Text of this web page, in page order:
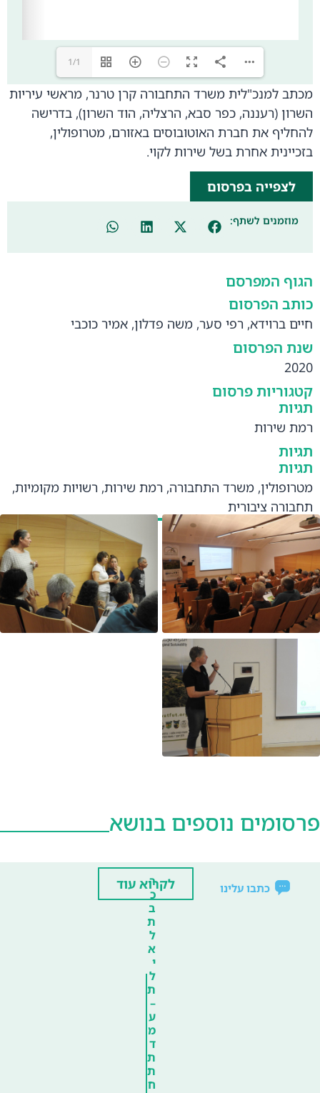
1/1
מכתב למנכ"לית משרד התחבורה קרן טרנר, מראשי עיריות
השרון (רעננה, כפר סבא, הרצליה, הוד השרון), בדרישה
להחליף את חברת האוטובוסים באזורם, מטרופולין,
בזכיינית אחרת בשל שירות לקוי.
לצפייה בפרסום
מוזמנים לשתף:
הגוף המפרסם
כותב הפרסום
חיים ברוידא, רפי סער, משה פדלון, אמיר כוכבי
שנת הפרסום
2020
קטגוריות פרסום
תגיות
רמת שירות
תגיות
תגיות
מטרופולין, משרד התחבורה, רמת שירות, רשויות מקומיות,
תחבורה ציבורית
פרסומים נוספים בנושא
כתבו עלינו
ר
כ
ב
ת
ל
א
י
ל
ת
–
ע
מ
ד
ת
ת
ח
לקרוא עוד